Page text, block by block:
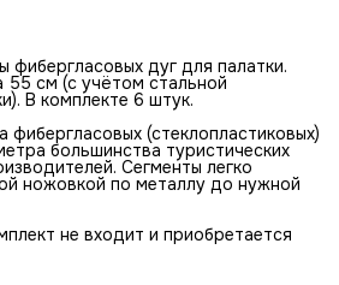
фибергласовых дуг для палатки.
см (с учётом стальной
В комплекте 6 штук.
(стеклопластиковых)
большинства туристических
Сегменты легко
ножовкой по металлу до нужной
не входит и приобретается